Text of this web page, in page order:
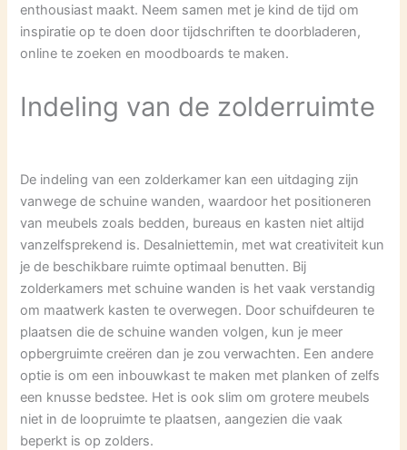
enthousiast maakt. Neem samen met je kind de tijd om
inspiratie op te doen door tijdschriften te doorbladeren,
online te zoeken en moodboards te maken.
Indeling van de zolderruimte
De indeling van een zolderkamer kan een uitdaging zijn
vanwege de schuine wanden, waardoor het positioneren
van meubels zoals bedden, bureaus en kasten niet altijd
vanzelfsprekend is. Desalniettemin, met wat creativiteit kun
je de beschikbare ruimte optimaal benutten. Bij
zolderkamers met schuine wanden is het vaak verstandig
om maatwerk kasten te overwegen. Door schuifdeuren te
plaatsen die de schuine wanden volgen, kun je meer
opbergruimte creëren dan je zou verwachten. Een andere
optie is om een inbouwkast te maken met planken of zelfs
een knusse bedstee. Het is ook slim om grotere meubels
niet in de loopruimte te plaatsen, aangezien die vaak
beperkt is op zolders.